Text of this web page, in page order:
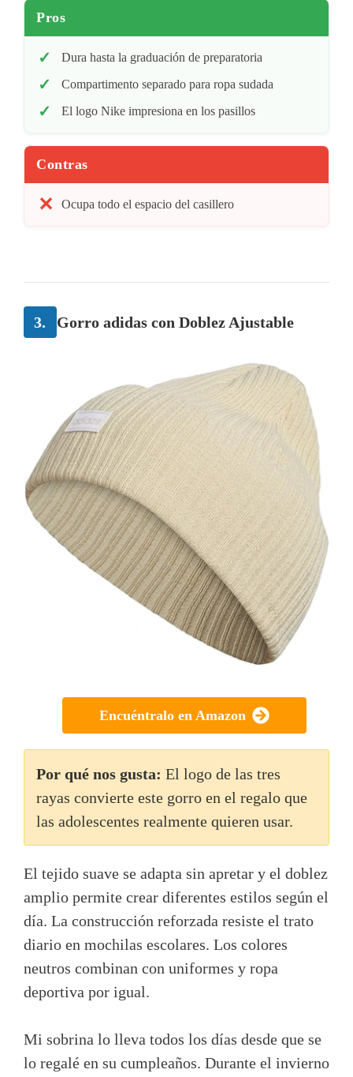
Pros
Dura hasta la graduación de preparatoria
Compartimento separado para ropa sudada
El logo Nike impresiona en los pasillos
Contras
Ocupa todo el espacio del casillero
3. Gorro adidas con Doblez Ajustable
Encuéntralo en Amazon
Por qué nos gusta: El logo de las tres
rayas convierte este gorro en el regalo que
las adolescentes realmente quieren usar.
El tejido suave se adapta sin apretar y el doblez
amplio permite crear diferentes estilos según el
día. La construcción reforzada resiste el trato
diario en mochilas escolares. Los colores
neutros combinan con uniformes y ropa
deportiva por igual.
Mi sobrina lo lleva todos los días desde que se
lo regalé en su cumpleaños. Durante el invierno